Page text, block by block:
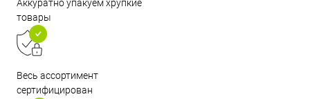
Аккуратно упакуем хрупкие
товары
Весь ассортимент
сертифицирован